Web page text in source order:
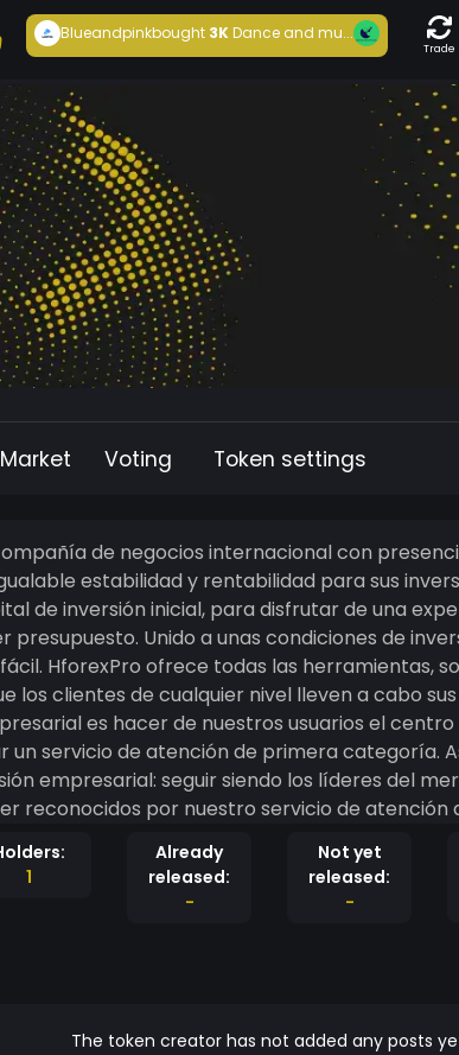
Blueandpinkbought 3KDance and mu...
Trade
Market Voting Token settings
de negocios internacional con
estabilidad y rentabilidad para sus
de inversión inicial, para disfrutar de una
presupuesto. Unido a unas condiciones de
y servicios
los clientes de cualquier nivel lleven a cabo
es hacer de nuestros usuarios el
un servicio de atención de primera categoría.
empresarial: seguir siendo los líderes del
reconocidos por nuestro servicio de
usuario. Por favor, asegúrese de comprender
involucrados en el mundo de las
en cuenta antes de invertir sus objetivos y su
1
Already
released:
-
Not yet
released:
-
The token creator has not added any posts